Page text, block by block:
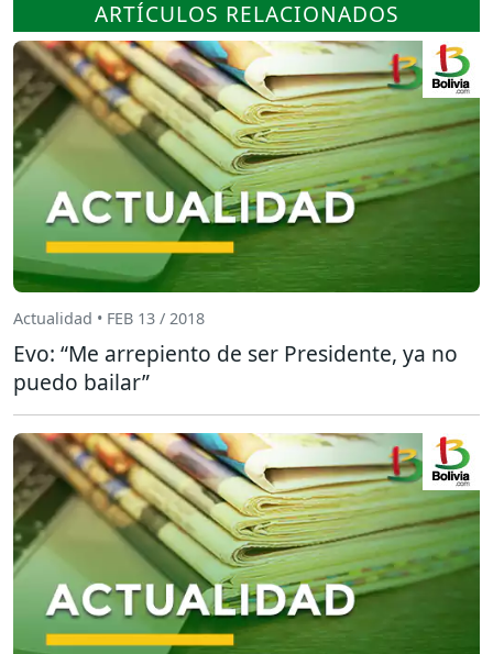
ARTÍCULOS RELACIONADOS
Actualidad • FEB 13 / 2018
Evo: “Me arrepiento de ser Presidente, ya no
puedo bailar”